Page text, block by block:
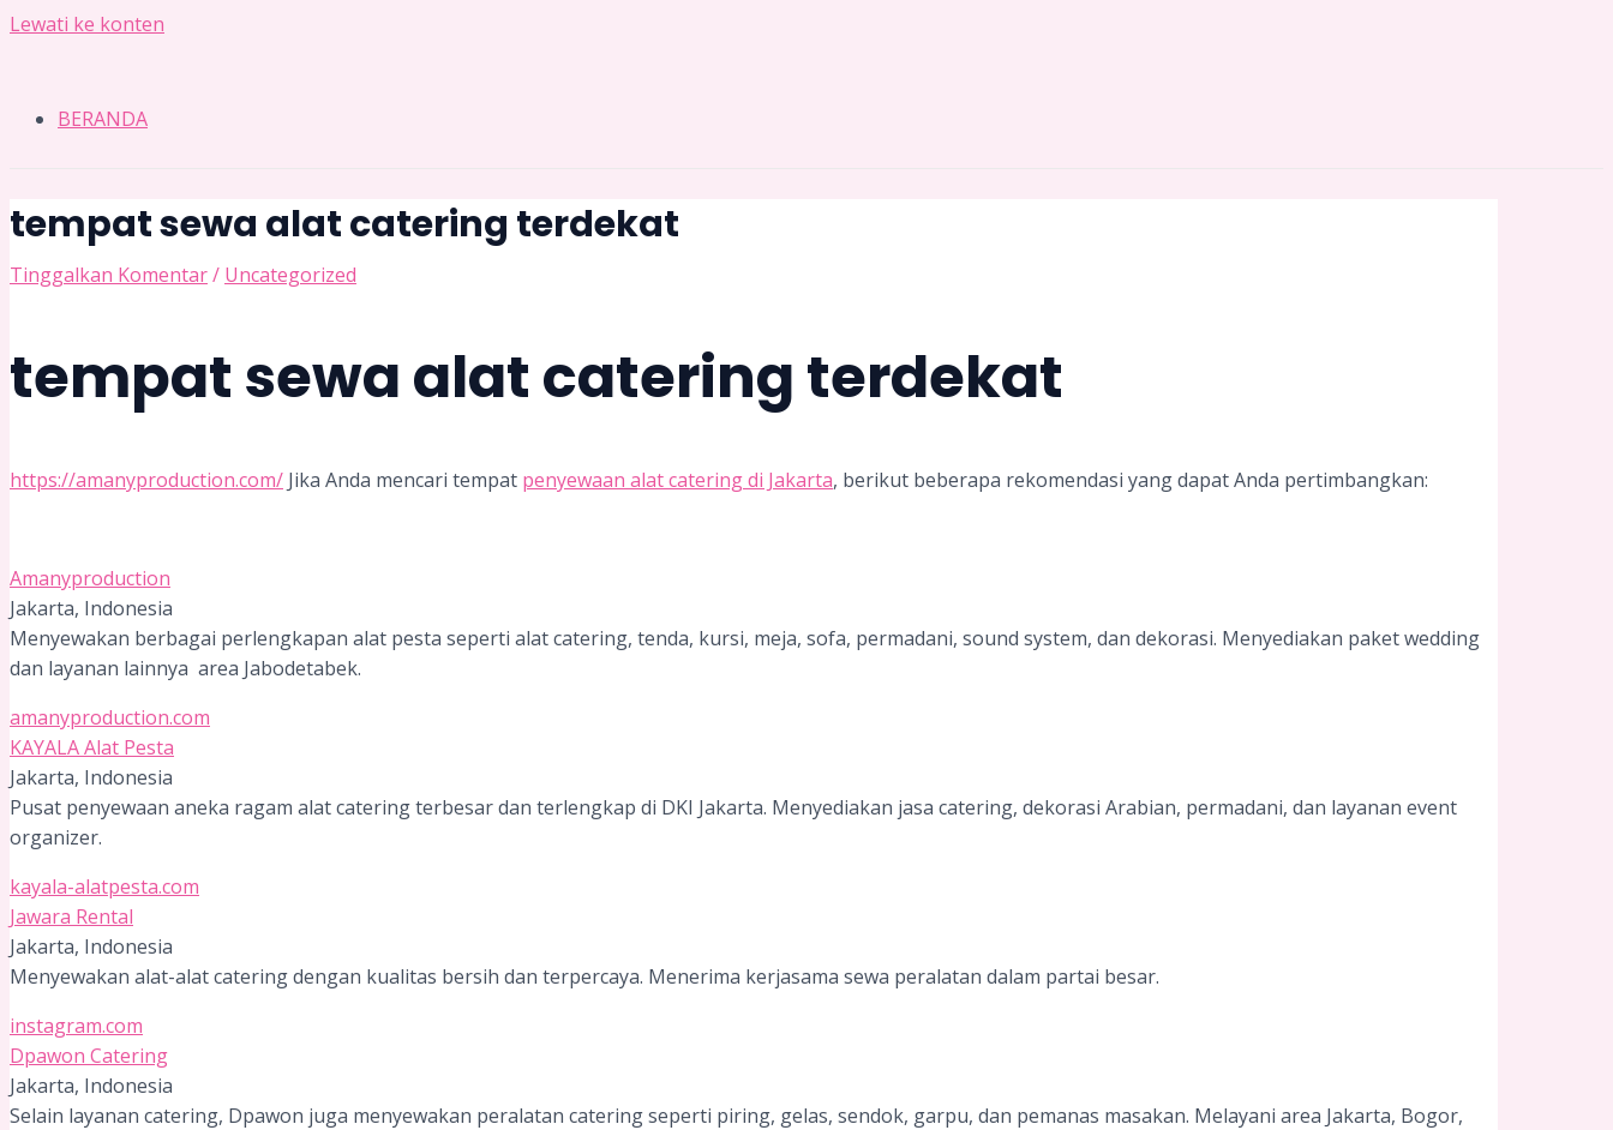
Lewati ke konten
BERANDA
tempat sewa alat catering terdekat
Tinggalkan Komentar/ Uncategorized
tempat sewa alat catering terdekat
https://amanyproduction.com/ Jika Anda mencari tempat penyewaan alat catering di Jakarta, berikut beberapa rekomendasi yang dapat Anda pertimbangkan:
Amanyproduction
Jakarta, Indonesia
Menyewakan berbagai perlengkapan alat pesta seperti alat catering, tenda, kursi, meja, sofa, permadani, sound system, dan dekorasi. Menyediakan paket wedding
dan layanan lainnya area Jabodetabek.
amanyproduction.com
KAYALA Alat Pesta
Jakarta, Indonesia
Pusat penyewaan aneka ragam alat catering terbesar dan terlengkap di DKI Jakarta. Menyediakan jasa catering, dekorasi Arabian, permadani, dan layanan event
organizer.
kayala-alatpesta.com
Jawara Rental
Jakarta, Indonesia
Menyewakan alat-alat catering dengan kualitas bersih dan terpercaya. Menerima kerjasama sewa peralatan dalam partai besar.
instagram.com
Dpawon Catering
Jakarta, Indonesia
Selain layanan catering, Dpawon juga menyewakan peralatan catering seperti piring, gelas, sendok, garpu, dan pemanas masakan. Melayani area Jakarta, Bogor,